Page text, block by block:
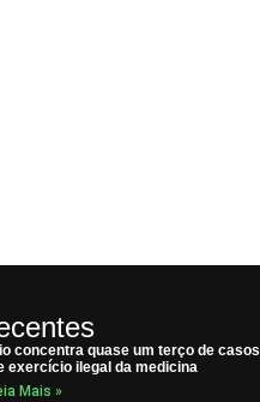
concentra quase um terço de casos
exercício ilegal da medicina
Mais »